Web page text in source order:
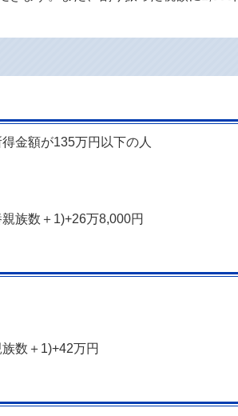
金額が135万円以下の人
族数＋1)+26万8,000円
数＋1)+42万円